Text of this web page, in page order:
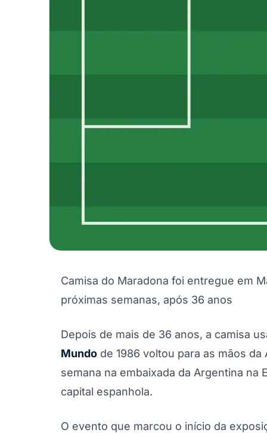
Camisa do Maradona foi entregue em
próximas semanas, após 36 anos
Depois de mais de 36 anos, a camisa
Mundo de 1986 voltou para as mãos
semana na embaixada da Argentina na
capital espanhola.
O evento que marcou o início da